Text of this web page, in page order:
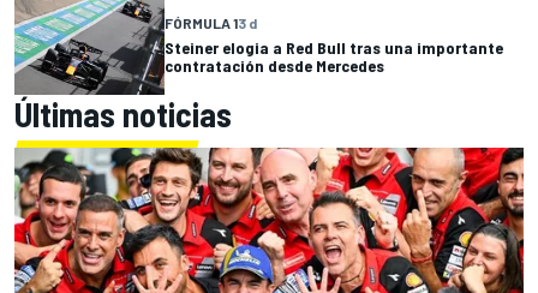
FÓRMULA 13 d
Steiner elogia a Red Bull tras una importante
contratación desde Mercedes
Últimas noticias